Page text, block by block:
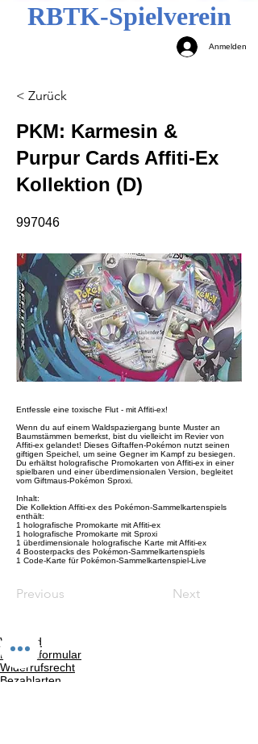
RBTK-Spielverein
Anmelden
< Zurück
PKM: Karmesin &
Purpur Cards Affiti-Ex
Kollektion (D)
997046
Entfessle eine toxische Flut - mit Affiti-ex!
Wenn du auf einem Waldspaziergang bunte Muster an
Baumstämmen bemerkst, bist du vielleicht im Revier von
Affiti-ex gelandet! Dieses Giftaffen-Pokémon nutzt seinen
giftigen Speichel, um seine Gegner im Kampf zu besiegen.
Du erhältst holografische Promokarten von Affiti-ex in einer
spielbaren und einer überdimensionalen Version, begleitet
vom Giftmaus-Pokémon Sproxi.
Inhalt:
Die Kollektion Affiti-ex des Pokémon-Sammelkartenspiels
enthält:
1 holografische Promokarte mit Affiti-ex
1 holografische Promokarte mit Sproxi
1 überdimensionale holografische Karte mit Affiti-ex
4 Boosterpacks des Pokémon-Sammelkartenspiels
1 Code-Karte für Pokémon-Sammelkartenspiel-Live
Previous Next
Versand
Kontaktformular
Widerrufsrecht
Bezahlarten